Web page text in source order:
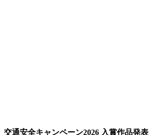
交通安全キャンペーン2026 入賞作品発表